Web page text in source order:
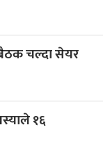
चल्दा सेयर
१६